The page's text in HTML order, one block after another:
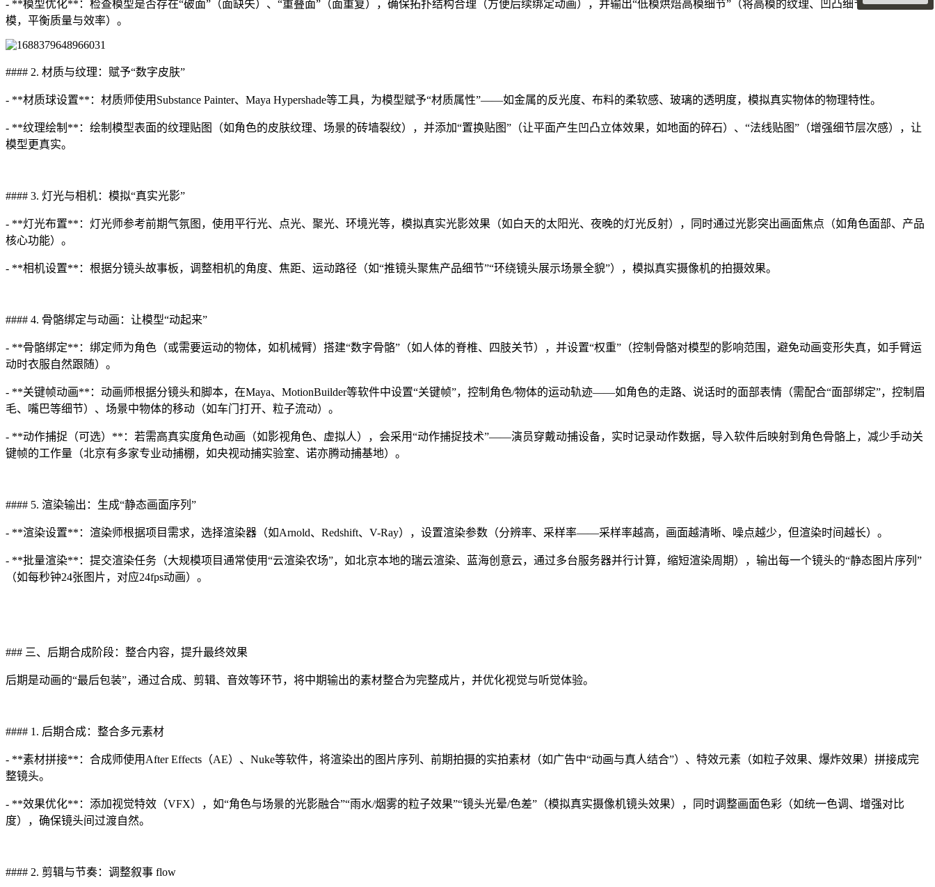
- **模型优化**：检查模型是否存在“破面”（面缺失）、“重叠面”（面重复），确保拓扑结构合理（方便后续绑定动画），并输出“低模烘焙高模细节”（将高模的纹理、凹凸细节映射到低
模，平衡质量与效率）。
#### 2. 材质与纹理：赋予“数字皮肤”
- **材质球设置**：材质师使用Substance Painter、Maya Hypershade等工具，为模型赋予“材质属性”——如金属的反光度、布料的柔软感、玻璃的透明度，模拟真实物体的物理特性。
- **纹理绘制**：绘制模型表面的纹理贴图（如角色的皮肤纹理、场景的砖墙裂纹），并添加“置换贴图”（让平面产生凹凸立体效果，如地面的碎石）、“法线贴图”（增强细节层次感），让
模型更真实。
#### 3. 灯光与相机：模拟“真实光影”
- **灯光布置**：灯光师参考前期气氛图，使用平行光、点光、聚光、环境光等，模拟真实光影效果（如白天的太阳光、夜晚的灯光反射），同时通过光影突出画面焦点（如角色面部、产品
核心功能）。
- **相机设置**：根据分镜头故事板，调整相机的角度、焦距、运动路径（如“推镜头聚焦产品细节”“环绕镜头展示场景全貌”），模拟真实摄像机的拍摄效果。
#### 4. 骨骼绑定与动画：让模型“动起来”
- **骨骼绑定**：绑定师为角色（或需要运动的物体，如机械臂）搭建“数字骨骼”（如人体的脊椎、四肢关节），并设置“权重”（控制骨骼对模型的影响范围，避免动画变形失真，如手臂运
动时衣服自然跟随）。
- **关键帧动画**：动画师根据分镜头和脚本，在Maya、MotionBuilder等软件中设置“关键帧”，控制角色/物体的运动轨迹——如角色的走路、说话时的面部表情（需配合“面部绑定”，控制眉
毛、嘴巴等细节）、场景中物体的移动（如车门打开、粒子流动）。
- **动作捕捉（可选）**：若需高真实度角色动画（如影视角色、虚拟人），会采用“动作捕捉技术”——演员穿戴动捕设备，实时记录动作数据，导入软件后映射到角色骨骼上，减少手动关
键帧的工作量（北京有多家专业动捕棚，如央视动捕实验室、诺亦腾动捕基地）。
#### 5. 渲染输出：生成“静态画面序列”
- **渲染设置**：渲染师根据项目需求，选择渲染器（如Arnold、Redshift、V-Ray），设置渲染参数（分辨率、采样率——采样率越高，画面越清晰、噪点越少，但渲染时间越长）。
- **批量渲染**：提交渲染任务（大规模项目通常使用“云渲染农场”，如北京本地的瑞云渲染、蓝海创意云，通过多台服务器并行计算，缩短渲染周期），输出每一个镜头的“静态图片序列”
（如每秒钟24张图片，对应24fps动画）。
### 三、后期合成阶段：整合内容，提升最终效果
后期是动画的“最后包装”，通过合成、剪辑、音效等环节，将中期输出的素材整合为完整成片，并优化视觉与听觉体验。
#### 1. 后期合成：整合多元素材
- **素材拼接**：合成师使用After Effects（AE）、Nuke等软件，将渲染出的图片序列、前期拍摄的实拍素材（如广告中“动画与真人结合”）、特效元素（如粒子效果、爆炸效果）拼接成完
整镜头。
- **效果优化**：添加视觉特效（VFX），如“角色与场景的光影融合”“雨水/烟雾的粒子效果”“镜头光晕/色差”（模拟真实摄像机镜头效果），同时调整画面色彩（如统一色调、增强对比
度），确保镜头间过渡自然。
#### 2. 剪辑与节奏：调整叙事 flow